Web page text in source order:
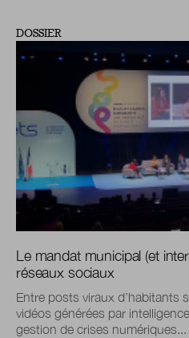
DOSSIER
Le mandat municipal (et
réseaux sociaux
Entre posts viraux d’habitants
vidéos générées par
gestion de crises numériques...